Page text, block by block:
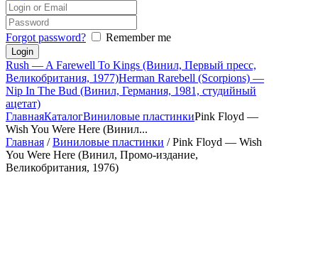
Forgot password? Remember me
Rush — A Farewell To Kings (Винил, Первый пресс,
Великобритания, 1977)Herman Rarebell (Scorpions) —
Nip In The Bud (Винил, Германия, 1981, студийный
ацетат)
ГлавнаяКаталогВиниловые пластинкиPink Floyd —
Wish You Were Here (Винил...
Главная /Виниловые пластинки / Pink Floyd — Wish
You Were Here (Винил, Промо-издание,
Великобритания, 1976)